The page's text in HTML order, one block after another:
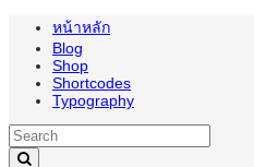
หน้าหลัก
Blog
Shop
Shortcodes
Typography